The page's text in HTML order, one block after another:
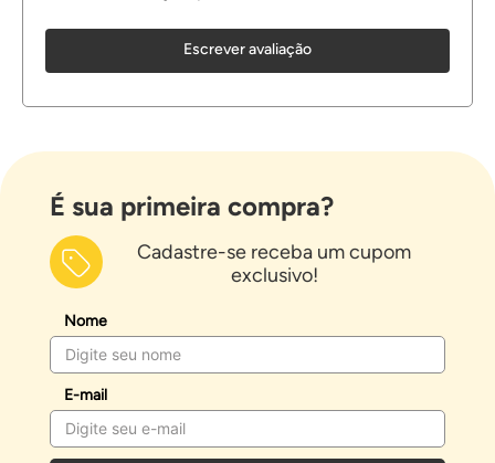
Escrever avaliação
É sua primeira compra?
Cadastre-se receba um cupom
exclusivo!
Nome
E-mail